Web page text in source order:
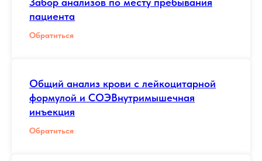
пациента
Обратиться
Общий анализ крови с лейкоцитарной
формулой и СОЭВнутримышечная
инъекция
Обратиться